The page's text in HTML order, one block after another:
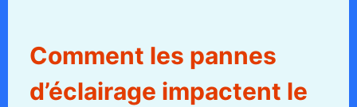
Comment les pannes
d’éclairage impactent le